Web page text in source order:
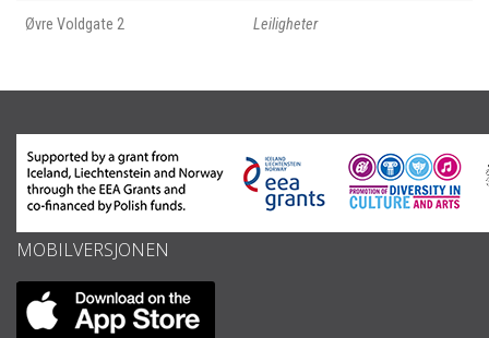
Øvre Voldgate 2 Leiligheter
MOBILVERSJONEN